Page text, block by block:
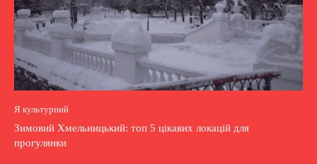
Я культурний
Зимовий Хмельницький: топ 5 цікавих локацій для
прогулянки